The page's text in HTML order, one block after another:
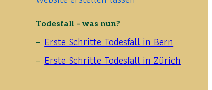
Todesfall – was nun?
Erste Schritte Todesfall in Bern
Erste Schritte Todesfall in Zürich